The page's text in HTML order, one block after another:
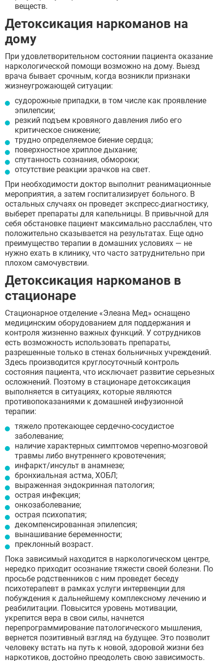
веществ.
Детоксикация наркоманов на
дому
При удовлетворительном состоянии пациента оказание
наркологической помощи возможно на дому. Выезд
врача бывает срочным, когда возникли признаки
жизнеугрожающей ситуации:
судорожные припадки, в том числе как проявление
эпилепсии;
резкий подъем кровяного давления либо его
критическое снижение;
трудно определяемое биение сердца;
поверхностное хриплое дыхание;
спутанность сознания, обмороки;
отсутствие реакции зрачков на свет.
При необходимости доктор выполнит реанимационные
мероприятия, а затем госпитализирует больного. В
остальных случаях он проведет экспресс-диагностику,
выберет препараты для капельницы. В привычной для
себя обстановке пациент максимально расслаблен, что
положительно сказывается на результатах. Еще одно
преимущество терапии в домашних условиях — не
нужно ехать в клинику, что часто затруднительно при
плохом самочувствии.
Детоксикация наркоманов в
стационаре
Стационарное отделение «Элеана Мед» оснащено
медицинским оборудованием для поддержания и
контроля жизненно важных функций. У сотрудников
есть возможность использовать препараты,
разрешенные только в стенах больничных учреждений.
Здесь производится круглосуточный контроль
состояния пациента, что исключает развитие серьезных
осложнений. Поэтому в стационаре детоксикация
выполняется в ситуациях, которые являются
противопоказаниями к домашней инфузионной
терапии:
тяжело протекающее сердечно-сосудистое
заболевание;
наличие характерных симптомов черепно-мозговой
травмы либо внутреннего кровотечения;
инфаркт/инсульт в анамнезе;
бронхиальная астма, ХОБЛ;
выраженная эндокринная патология;
острая инфекция;
онкозаболевание;
острая психопатия;
декомпенсированная эпилепсия;
вынашивание беременности;
преклонный возраст.
Пока зависимый находится в наркологическом центре,
нередко приходит осознание тяжести своей болезни. По
просьбе родственников с ним проведет беседу
психотерапевт в рамках услуги интервенции для
побуждения к дальнейшему комплексному лечению и
реабилитации. Повысится уровень мотивации,
укрепится вера в свои силы, начнется
перепрограммирование патологического мышления,
вернется позитивный взгляд на будущее. Это позволит
человеку встать на путь к новой, здоровой жизни без
наркотиков, достойно преодолеть свою зависимость.